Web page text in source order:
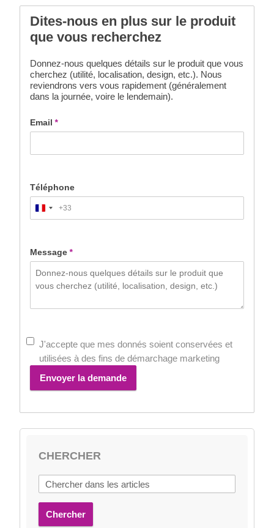
Dites-nous en plus sur le produit
que vous recherchez
Donnez-nous quelques détails sur le produit que vous
cherchez (utilité, localisation, design, etc.). Nous
reviendrons vers vous rapidement (généralement
dans la journée, voire le lendemain).
Email *
Téléphone
France
+33
+33
Message*
J'accepte que mes donnés soient conservées et
utilisées à des fins de démarchage marketing
Envoyer la demande
CHERCHER
Chercher